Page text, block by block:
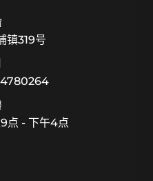
镇319号
9点 - 下午4点